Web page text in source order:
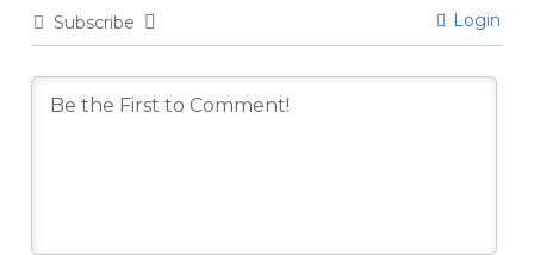
Subscribe Login